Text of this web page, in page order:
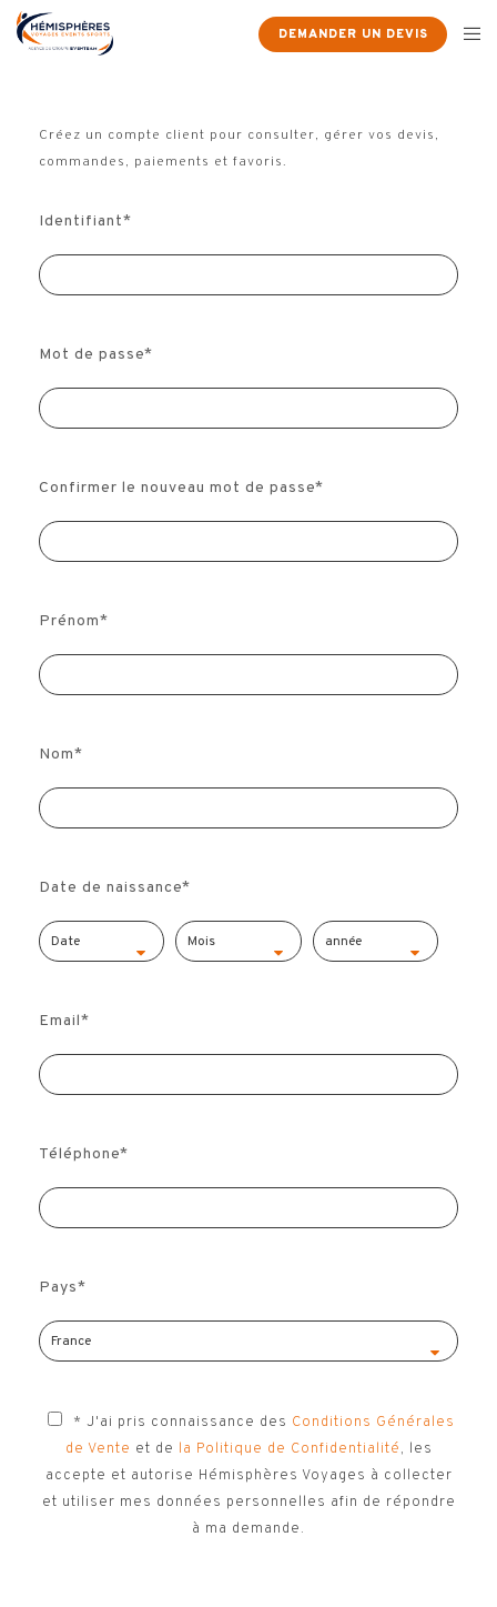
DEMANDER UN DEVIS
Créez un compte client pour consulter, gérer vos devis,
commandes, paiements et favoris.
Identifiant*
Mot de passe*
Confirmer le nouveau mot de passe*
Prénom*
Nom*
Date de naissance*
Email*
Téléphone*
Pays*
* J'ai pris connaissance des Conditions Générales
de Vente et de la Politique de Confidentialité, les
accepte et autorise Hémisphères Voyages à collecter
et utiliser mes données personnelles afin de répondre
à ma demande.